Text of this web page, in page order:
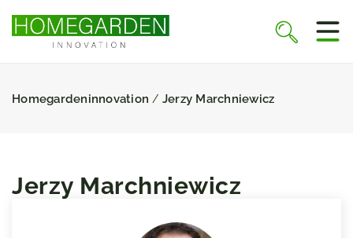
Homegardeninnovation / Jerzy Marchniewicz
Jerzy Marchniewicz